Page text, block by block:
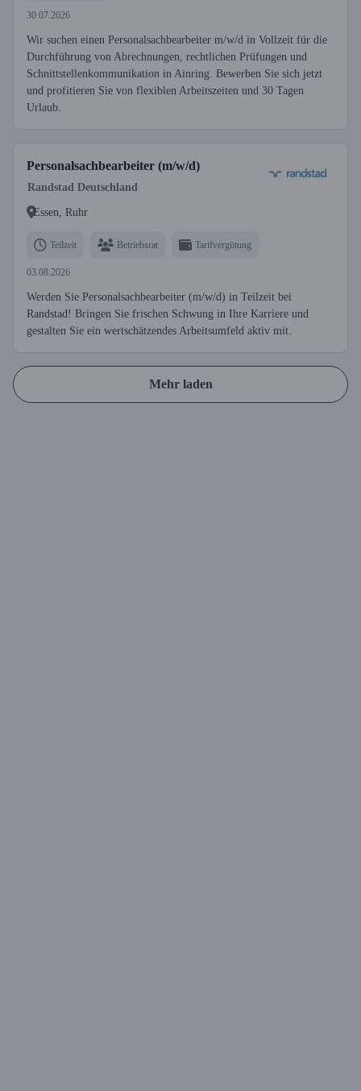
30.07.2026
Wir suchen einen Personalsachbearbeiter m/w/d in Vollzeit für die
Durchführung von Abrechnungen, rechtlichen Prüfungen und
Schnittstellenkommunikation in Ainring. Bewerben Sie sich jetzt
und profitieren Sie von flexiblen Arbeitszeiten und 30 Tagen
Urlaub.
Personalsachbearbeiter (m/w/d)
Randstad Deutschland
Essen, Ruhr
Teilzeit Betriebsrat Tarifvergütung
03.08.2026
Werden Sie Personalsachbearbeiter (m/w/d) in Teilzeit bei
Randstad! Bringen Sie frischen Schwung in Ihre Karriere und
gestalten Sie ein wertschätzendes Arbeitsumfeld aktiv mit.
Mehr laden